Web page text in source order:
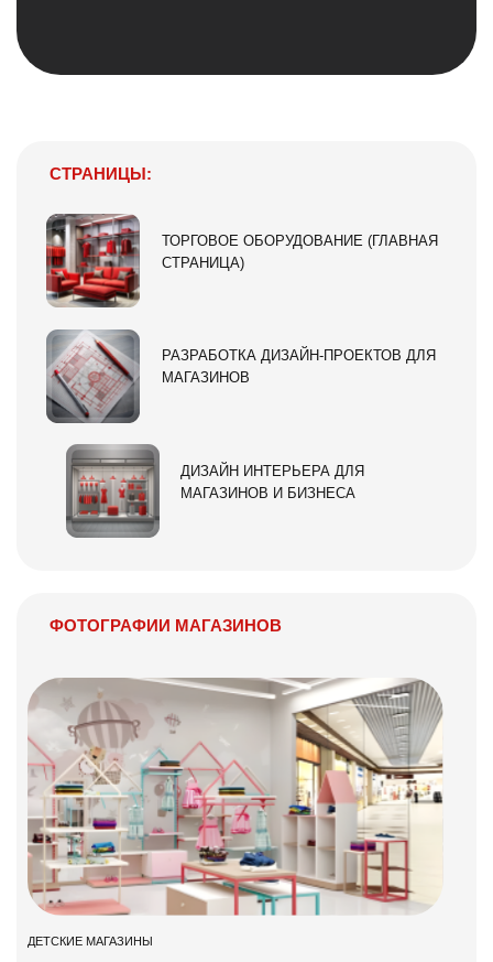
СТРАНИЦЫ:
ТОРГОВОЕ ОБОРУДОВАНИЕ (ГЛАВНАЯ
СТРАНИЦА)
РАЗРАБОТКА ДИЗАЙН-ПРОЕКТОВ ДЛЯ
МАГАЗИНОВ
ДИЗАЙН ИНТЕРЬЕРА ДЛЯ
МАГАЗИНОВ И БИЗНЕСА
ФОТОГРАФИИ МАГАЗИНОВ
ДЕТСКИЕ МАГАЗИНЫ